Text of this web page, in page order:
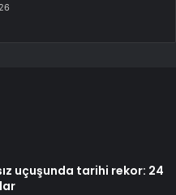
uçuşunda tarihi rekor: 24